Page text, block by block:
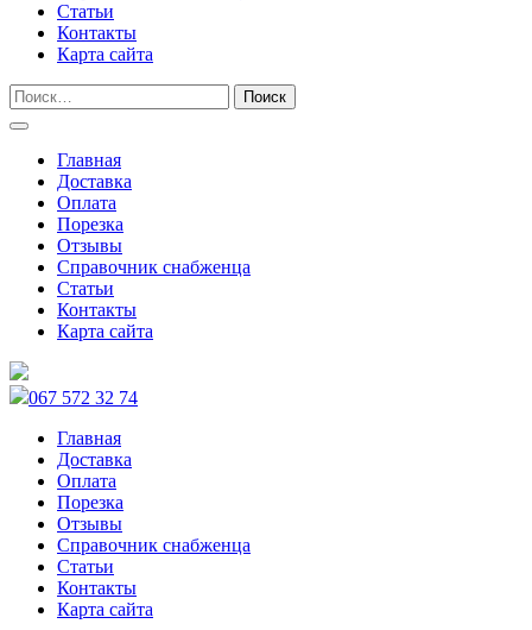
Статьи
Контакты
Карта сайта
Главная
Доставка
Оплата
Порезка
Отзывы
Справочник снабженца
Статьи
Контакты
Карта сайта
067 572 32 74
Главная
Доставка
Оплата
Порезка
Отзывы
Справочник снабженца
Статьи
Контакты
Карта сайта